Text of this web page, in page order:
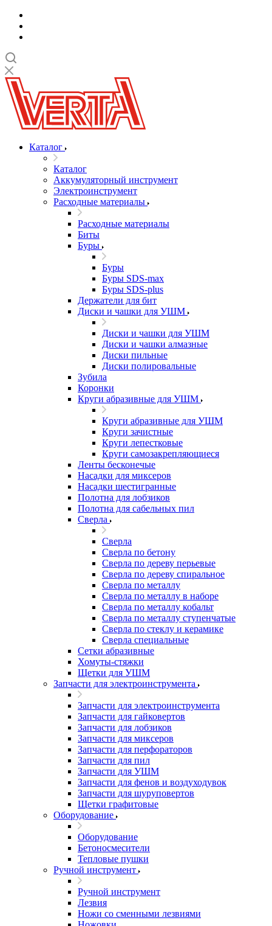
Каталог
Каталог
Аккумуляторный инструмент
Электроинструмент
Расходные материалы
Расходные материалы
Биты
Буры
Буры
Буры SDS-max
Буры SDS-plus
Держатели для бит
Диски и чашки для УШМ
Диски и чашки для УШМ
Диски и чашки алмазные
Диски пильные
Диски полировальные
Зубила
Коронки
Круги абразивные для УШМ
Круги абразивные для УШМ
Круги зачистные
Круги лепестковые
Круги самозакрепляющиеся
Ленты бесконечые
Насадки для миксеров
Насадки шестигранные
Полотна для лобзиков
Полотна для сабельных пил
Сверла
Сверла
Сверла по бетону
Сверла по дереву перьевые
Сверла по дереву спиральное
Сверла по металлу
Сверла по металлу в наборе
Сверла по металлу кобальт
Сверла по металлу ступенчатые
Сверла по стеклу и керамике
Сверла специальные
Сетки абразивные
Хомуты-стяжки
Щетки для УШМ
Запчасти для электроинструмента
Запчасти для электроинструмента
Запчасти для гайковертов
Запчасти для лобзиков
Запчасти для миксеров
Запчасти для перфораторов
Запчасти для пил
Запчасти для УШМ
Запчасти для фенов и воздуходувок
Запчасти для шуруповертов
Щетки графитовые
Оборудование
Оборудование
Бетоносмесители
Тепловые пушки
Ручной инструмент
Ручной инструмент
Лезвия
Ножи со сменными лезвиями